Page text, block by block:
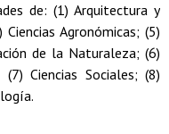
de: (1) Arquitectura y
Agronómicas; (5)
de la Naturaleza; (6)
Ciencias Sociales; (8)